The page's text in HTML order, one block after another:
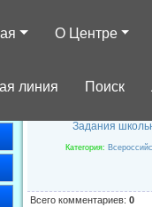
О Центре
линия Поиск
Задания
Категория:
Всего комментариев: 0